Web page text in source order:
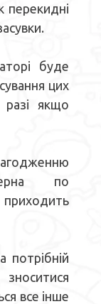
перекидні
.
буде
цих
якщо
по
потрібній
все інше